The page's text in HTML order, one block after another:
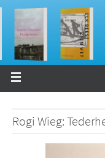
Rogi Wieg: